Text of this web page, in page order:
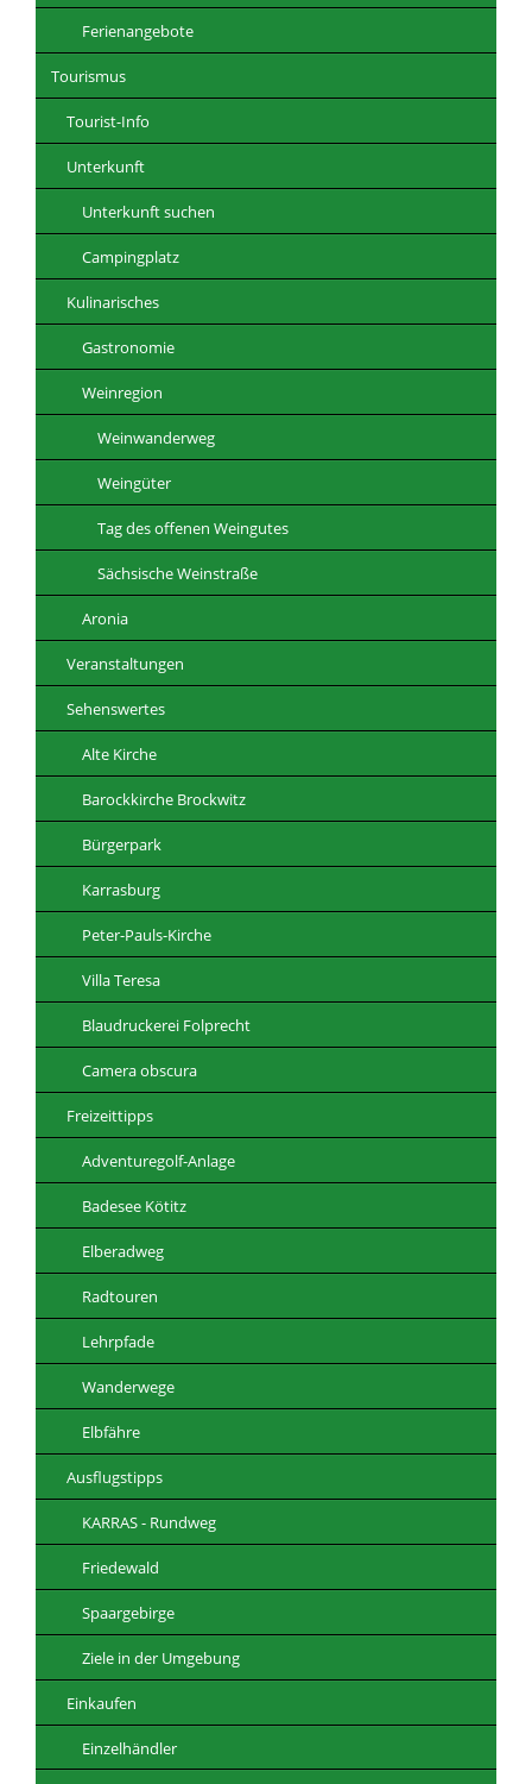
Ferienangebote
Tourismus
Tourist-Info
Unterkunft
Unterkunft suchen
Campingplatz
Kulinarisches
Gastronomie
Weinregion
Weinwanderweg
Weingüter
Tag des offenen Weingutes
Sächsische Weinstraße
Aronia
Veranstaltungen
Sehenswertes
Alte Kirche
Barockkirche Brockwitz
Bürgerpark
Karrasburg
Peter-Pauls-Kirche
Villa Teresa
Blaudruckerei Folprecht
Camera obscura
Freizeittipps
Adventuregolf-Anlage
Badesee Kötitz
Elberadweg
Radtouren
Lehrpfade
Wanderwege
Elbfähre
Ausflugstipps
KARRAS - Rundweg
Friedewald
Spaargebirge
Ziele in der Umgebung
Einkaufen
Einzelhändler